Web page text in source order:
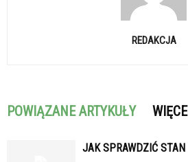
REDAKCJA
POWIĄZANE ARTYKUŁY
JAK SPRAWDZIĆ STAN